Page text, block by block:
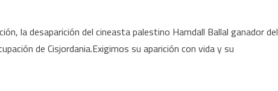
la desaparición del cineasta palestino Hamdall Ballal ganador del
de Cisjordania.Exigimos su aparición con vida y su